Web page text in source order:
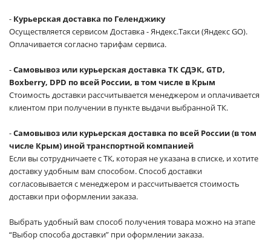
- Курьерская доставка по Геленджику
Осуществляется сервисом Доставка - Яндекс.Такси (Яндекс GO).
Оплачивается согласно тарифам сервиса.
-Самовывоз или курьерская доставка ТК СДЭК, GTD,
Boxberry, DPD по всей России, в том числе в Крым
Стоимость доставки рассчитывается менеджером и оплачивается
клиентом при получении в пункте выдачи выбранной ТК.
-Самовывоз или курьерская доставка по всей России (в том
числе Крым) иной транспортной компанией
Если вы сотрудничаете с ТК, которая не указана в списке, и хотите
доставку удобным вам способом. Способ доставки
согласовывается с менеджером и рассчитывается стоимость
доставки при оформлении заказа.
Выбрать удобный вам способ получения товара можно на этапе
“Выбор способа доставки” при оформлении заказа.